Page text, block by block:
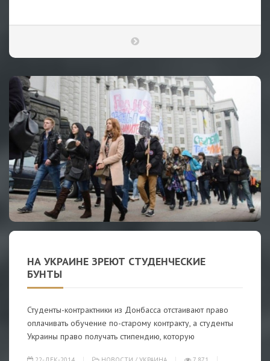
НА УКРАИНЕ ЗРЕЮТ СТУДЕНЧЕСКИЕ
БУНТЫ
Студенты-контрактники из Донбасса отстаивают право
оплачивать обучение по-старому контракту, а студенты
Украины право получать стипендию, которую